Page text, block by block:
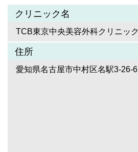
クリニック名
TCB東京中央美容外科クリニッ
住所
愛知県名古屋市中村区名駅3-26-